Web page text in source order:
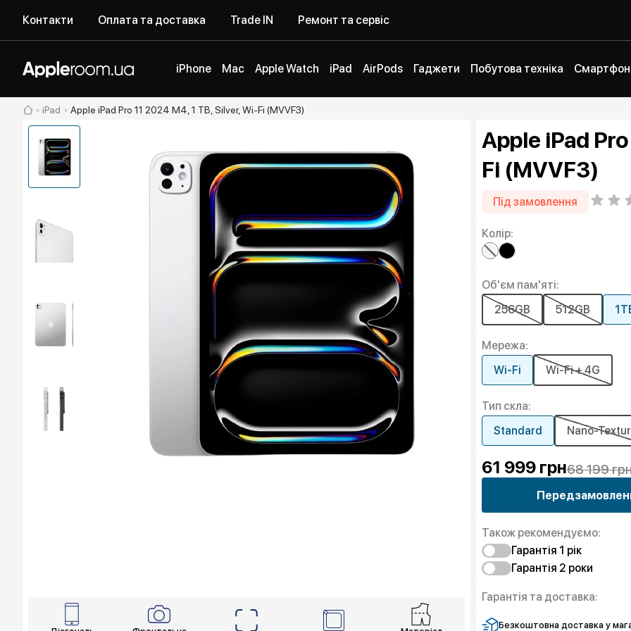
Контакти Оплата та доставка Trade IN Ремонт та сервіс
iPhone Mac Apple Watch iPad AirPods Гаджети Побутова техніка
iPad Apple iPad Pro 11 2024 M4, 1 TB, Silver, Wi-Fi (MVVF3)
Apple iPad
Fi (MVVF3)
Під замовлення
Колір:
Об'єм пам'яті:
256GB
512GB
Мережа:
Wi-Fi
Wi-Fi + 4G
Тип скла:
Standard
Nano-
61 999 грн68 199
Також рекомендуємо:
Гарантія 1 рiк
Захист від браку
Гарантія 2 роки
Захист екрана
Гарантія та доставка:
Безкоштовна доставка у